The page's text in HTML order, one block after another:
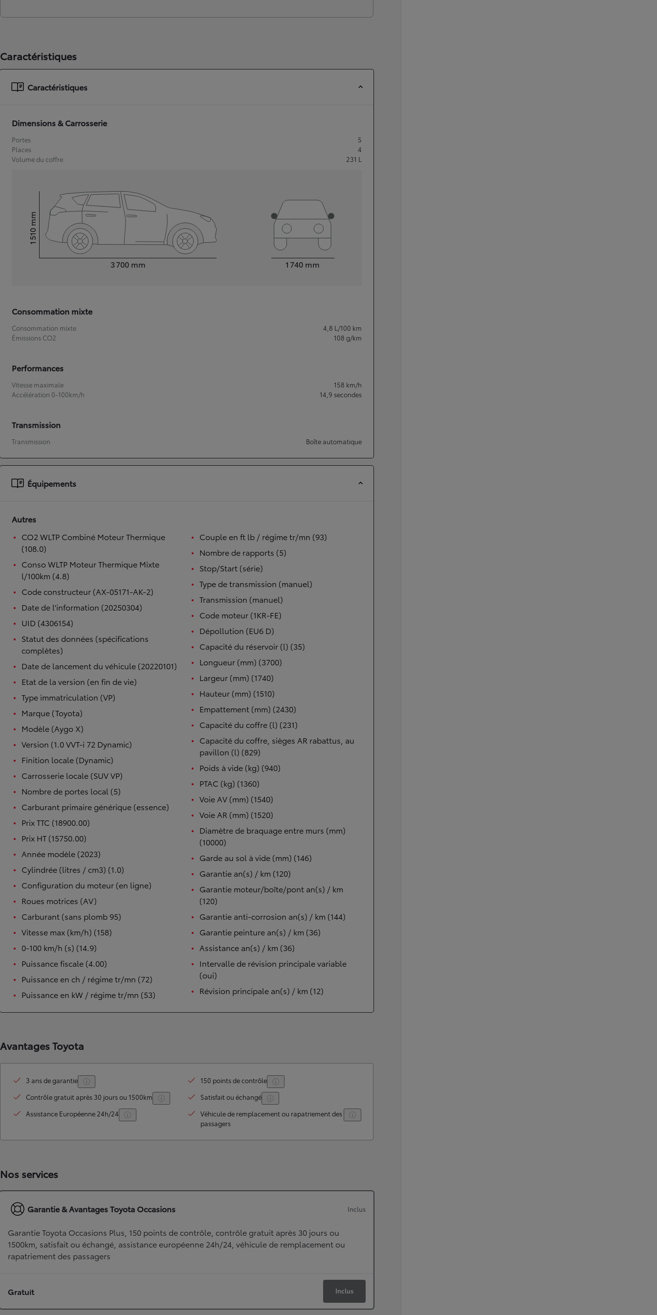
Nouvelle Yaris Cross
Disponible prochainement
TOYOTA C-HR
Disponible rapidement
Caractéristiques
Caractéristiques
Dimensions & Carrosserie
Portes
5
Places
4
Volume du coffre
231 L
3 700 mm
Hauteur1 510
mm
1 740 mm
Consommation mixte
Consommation mixte 4,8 L/100 km
Émissions CO2
108 g/km
Performances
Vitesse maximale 158 km/h
Accélération 0-100km/h
14,9 secondes
Transmission
Transmission Boîte automatique
Équipements
Autres
CO2 WLTP Combiné Moteur Thermique
(108.0)
Conso WLTP Moteur Thermique Mixte
l/100km (4.8)
Code constructeur (AX-05171-AK-2)
Date de l'information (20250304)
UID (4306154)
Statut des données (spécifications
complètes)
Date de lancement du véhicule (20220101)
Etat de la version (en fin de vie)
Type immatriculation (VP)
Marque (Toyota)
Modèle (Aygo X)
Version (1.0 VVT-i 72 Dynamic)
Finition locale (Dynamic)
Carrosserie locale (SUV VP)
Nombre de portes local (5)
Carburant primaire générique (essence)
Prix TTC (18900.00)
Prix HT (15750.00)
Année modèle (2023)
Cylindrée (litres / cm3) (1.0)
Configuration du moteur (en ligne)
Roues motrices (AV)
Carburant (sans plomb 95)
Vitesse max (km/h) (158)
0-100 km/h (s) (14.9)
Puissance fiscale (4.00)
Puissance en ch / régime tr/mn (72)
Puissance en kW / régime tr/mn (53)
Couple en ft lb / régime tr/mn (93)
Nombre de rapports (5)
Stop/Start (série)
Type de transmission (manuel)
Transmission (manuel)
Code moteur (1KR-FE)
Dépollution (EU6 D)
Capacité du réservoir (l) (35)
Longueur (mm) (3700)
Largeur (mm) (1740)
Hauteur (mm) (1510)
Empattement (mm) (2430)
Capacité du coffre (l) (231)
Capacité du coffre, sièges AR rabattus, au
pavillon (l) (829)
Poids à vide (kg) (940)
PTAC (kg) (1360)
Voie AV (mm) (1540)
Voie AR (mm) (1520)
Diamètre de braquage entre murs (mm)
(10000)
Garde au sol à vide (mm) (146)
Garantie an(s) / km (120)
Garantie moteur/boîte/pont an(s) / km
(120)
Garantie anti-corrosion an(s) / km (144)
Garantie peinture an(s) / km (36)
Assistance an(s) / km (36)
Intervalle de révision principale variable
(oui)
Révision principale an(s) / km (12)
Avantages Toyota
3 ans de garantie
150 points de contrôle
Contrôle gratuit après 30 jours ou 1500km
Satisfait ou échangé
Assistance Européenne 24h/24
Véhicule de remplacement ou rapatriement des
passagers
Nos services
Garantie & Avantages Toyota Occasions Inclus
Garantie Toyota Occasions Plus, 150 points de contrôle, contrôle gratuit après 30 jours ou
1500km, satisfait ou échangé, assistance européenne 24h/24, véhicule de remplacement ou
rapatriement des passagers
Gratuit Inclus